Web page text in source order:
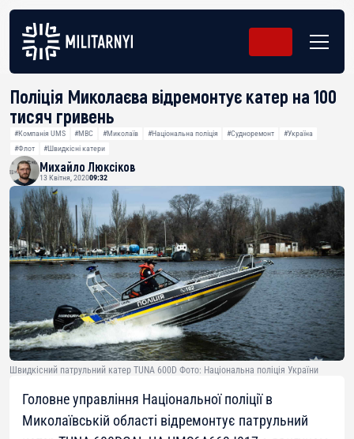
Поліція Миколаєва відремонтує катер на 100
тисяч гривень
#Компанія UMS #МВС #Миколаїв #Національна поліція #Судноремонт
#Україна
#Флот
#Швидкісні катери
Михайло Люксіков
13 Квітня, 202009:32
Швидкісний патрульний катер TUNA 600D Фото: Національна поліція України
Головне управління Національної поліції в
Миколаївській області відремонтує патрульний